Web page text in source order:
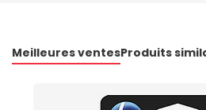
Meilleures ventesProduits